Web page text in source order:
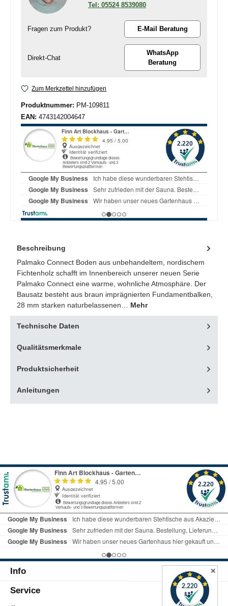
05524 8539080
Fragen zum Produkt? E-Mail Beratung
Direkt-Chat
WhatsApp
Beratung
Zum Merkzettel hinzufügen
Produktnummer: PM-109811
EAN: 4743142004647
Beschreibung
Palmako Connect Boden aus unbehandeltem, nordischem
Fichtenholz schafft im Innenbereich unserer neuen Serie
Palmako Connect eine warme, wohnliche Atmosphäre. Der
Bausatz besteht aus braun imprägnierten Fundamentbalken,
28 mm starken naturbelassenen… Mehr
Technische Daten
Qualitätsmerkmale
Produktsicherheit
Anleitungen
Info
Service
✕